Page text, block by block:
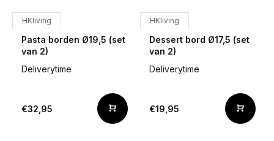
HKliving
Pasta borden Ø19,5 (set
van 2)
Deliverytime
€32,95
HKliving
Dessert bord Ø17,5 (set
van 2)
Deliverytime
€19,95